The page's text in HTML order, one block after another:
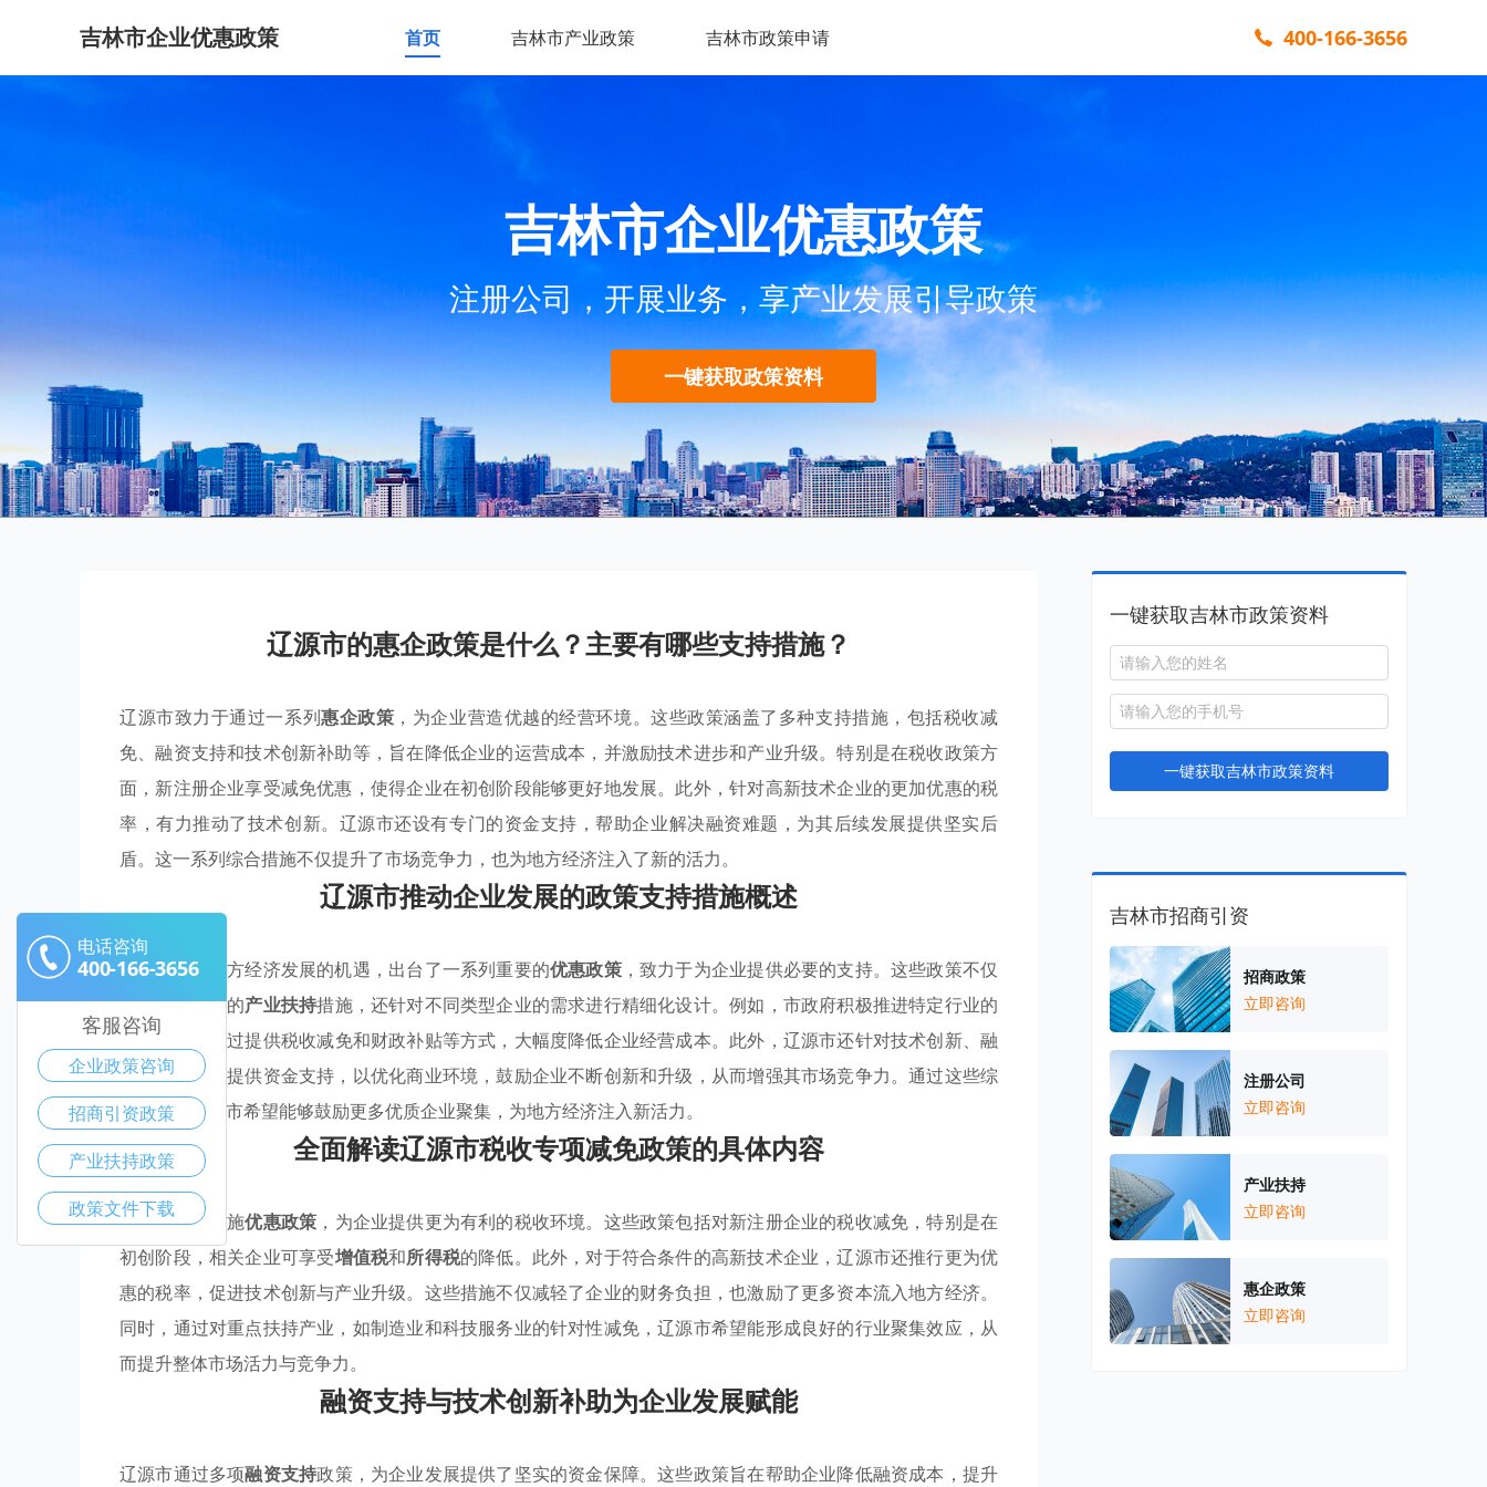
吉林市企业优惠政策 首页 吉林市产业政策 吉林市政策申请 400-166-3656
吉林市企业优惠政策
注册公司，开展业务，享产业发展引导政策
一键获取政策资料
辽源市的惠企政策是什么？主要有哪些支持措施？
辽源市致力于通过一系列惠企政策 ，为企业营造优越的经营环境。这些政策涵盖了多种支持措施，包括税收减
免、融资支持和技术创新补助等，旨在降低企业的运营成本，并激励技术进步和产业升级。特别是在税收政策方
面，新注册企业享受减免优惠，使得企业在初创阶段能够更好地发展。此外，针对高新技术企业的更加优惠的税
率，有力推动了技术创新。辽源市还设有专门的资金支持，帮助企业解决融资难题，为其后续发展提供坚实后
盾。这一系列综合措施不仅提升了市场竞争力，也为地方经济注入了新的活力。
辽源市推动企业发展的政策支持措施概述
辽源市紧抓地方经济发展的机遇，出台了一系列重要的优惠政策，致力于为企业提供必要的支持。这些政策不仅
包含了全方位的产业扶持措施，还针对不同类型企业的需求进行精细化设计。例如，市政府积极推进特定行业的
产业政策
，通过提供税收减免和财政补贴等方式，大幅度降低企业经营成本。此外，辽源市还针对技术创新、融
资需求等方面提供资金支持，以优化商业环境，鼓励企业不断创新和升级，从而增强其市场竞争力。通过这些综
合措施，辽源市希望能够鼓励更多优质企业聚集，为地方经济注入新活力。
全面解读辽源市税收专项减免政策的具体内容
辽源市通过实施优惠政策 ，为企业提供更为有利的税收环境。这些政策包括对新注册企业的税收减免，特别是在
初创阶段，相关企业可享受增值税和所得税的降低。此外，对于符合条件的高新技术企业，辽源市还推行更为优
惠的税率，促进技术创新与产业升级。这些措施不仅减轻了企业的财务负担，也激励了更多资本流入地方经济。
同时，通过对重点扶持产业，如制造业和科技服务业的针对性减免，辽源市希望能形成良好的行业聚集效应，从
而提升整体市场活力与竞争力。
融资支持与技术创新补助为企业发展赋能
辽源市通过多项融资支持政策，为企业发展提供了坚实的资金保障。这些政策旨在帮助企业降低融资成本，提升
一键获取吉林市政策资料
一键获取吉林市政策资料
吉林市招商引资
招商政策
立即咨询
注册公司
立即咨询
产业扶持
立即咨询
惠企政策
立即咨询
电话咨询
400-166-3656
客服咨询
企业政策咨询
招商引资政策
产业扶持政策
政策文件下载